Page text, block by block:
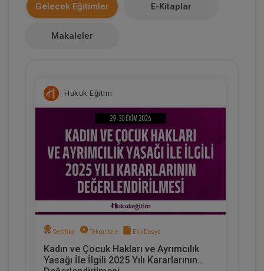
0
Gelecek Eğitimler E-Kitaplar
Makaleler
Hukuk Eğitim
Sertifika Tekrar İzle Ekli Dosya
Kadın ve Çocuk Hakları ve Ayrımcılık
Yasağı İle İlgili 2025 Yılı Kararlarının